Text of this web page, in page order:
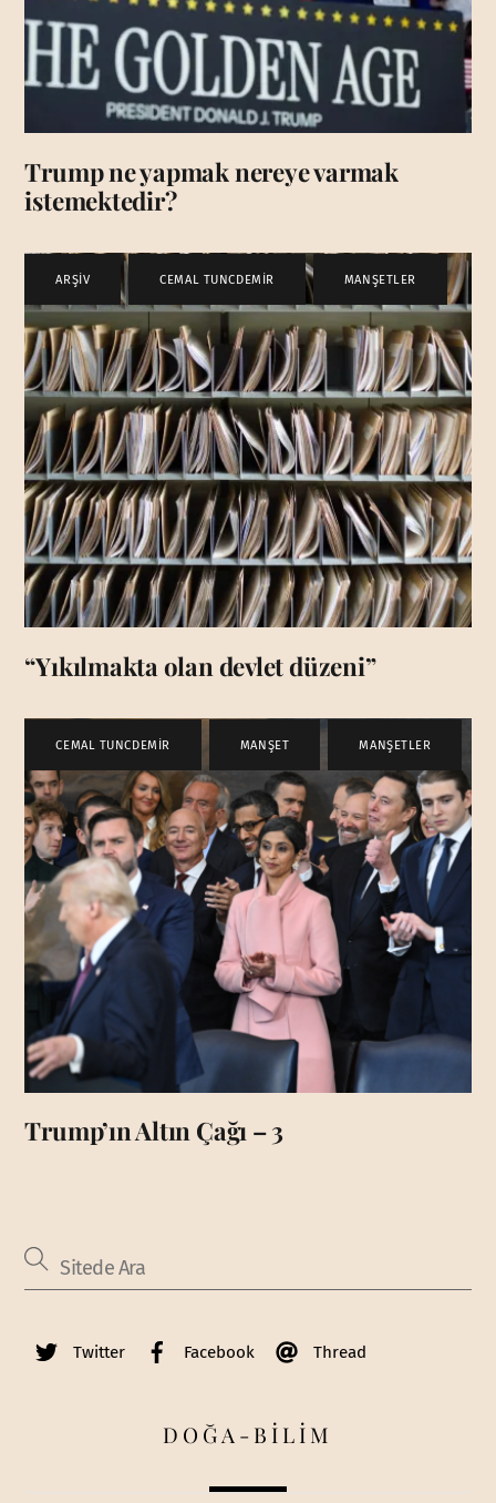
Trump ne yapmak nereye varmak
istemektedir?
ARŞİV CEMAL TUNCDEMİR , MANŞETLER
“Yıkılmakta olan devlet düzeni”
CEMAL TUNCDEMİR MANŞET MANŞETLER
Trump’ın Altın Çağı – 3
Twitter Facebook Thread
DOĞA-BİLİM